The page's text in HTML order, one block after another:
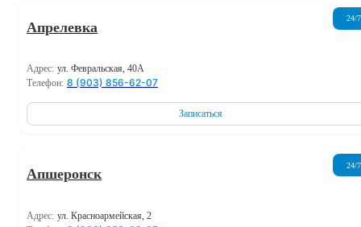
Апрелевка
24/7
Адрес: ул. Февральская, 40А
Телефон: 8 (903) 856-62-07
Записаться
Апшеронск
24/7
Адрес: ул. Красноармейская, 2